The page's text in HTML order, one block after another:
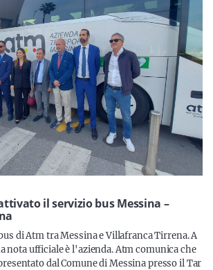
il servizio bus Messina –
di Atm tra Messina e Villafranca Tirrena. A
nota ufficiale è l'azienda. Atm comunica che
dal Comune di Messina presso il Tar